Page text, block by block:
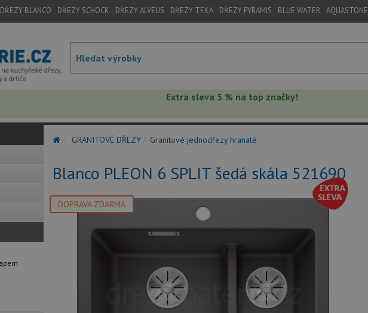
DŘEZY BLANCO DŘEZY SCHOCK DŘEZY ALVEUS DŘEZY TEKA DŘEZY PYRAMIS BLUE WATER AQUASTONE
Extra sleva 5 % na top značky!
GRANITOVÉ DŘEZY Granitové jednodřezy hranaté
Blanco PLEON 6 SPLIT šedá skála 521690
DOPRAVA ZDARMA